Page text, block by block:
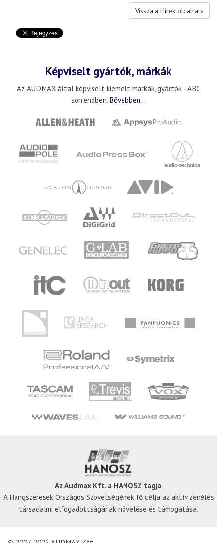
Vissza a Hírek oldalra »
Képviselt gyártók, márkák
Az AUDMAX által képviselt kiemelt márkák, gyártók - ABC
sorrendben. Bővebben...
Az Audmax Kft. a HANOSZ tagja.
A Hangszeresek Országos Szövetségének fő célja az aktív zenélés
társadalmi elfogadottságának növelése és támogatása.